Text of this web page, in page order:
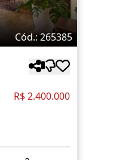
Cód.: 265385
R$ 2.400.000